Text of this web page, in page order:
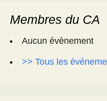
Membres du CA
Aucun évènement
>> Tous les